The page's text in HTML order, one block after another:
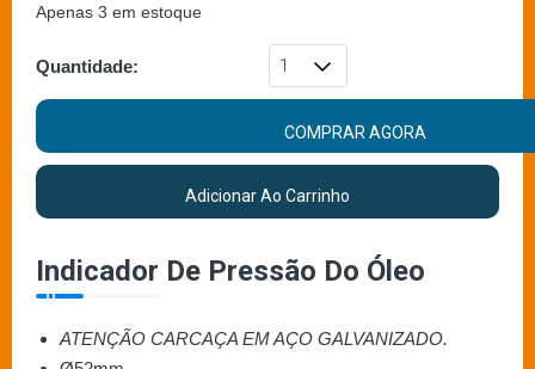
Apenas 3 em estoque
Quantidade:
COMPRAR AGORA
Adicionar Ao Carrinho
Indicador De Pressão Do Óleo
ATENÇÃO CARCAÇA EM AÇO GALVANIZADO.